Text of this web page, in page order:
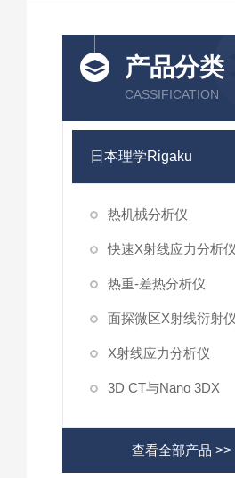
产品分类
CASSIFICATION
日本理学Rigaku
热机械分析仪
快速X射线应力分析仪
热重-差热分析仪
面探微区X射线衍射仪
X射线应力分析仪
3D CT与Nano 3DX
查看全部产品 >>